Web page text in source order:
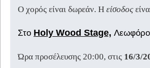
Ο χορός είναι δωρεάν. Η είσοδος
Στο Holy Wood Stage,
Ώρα προσέλευσης 20:00, στις 16/3/